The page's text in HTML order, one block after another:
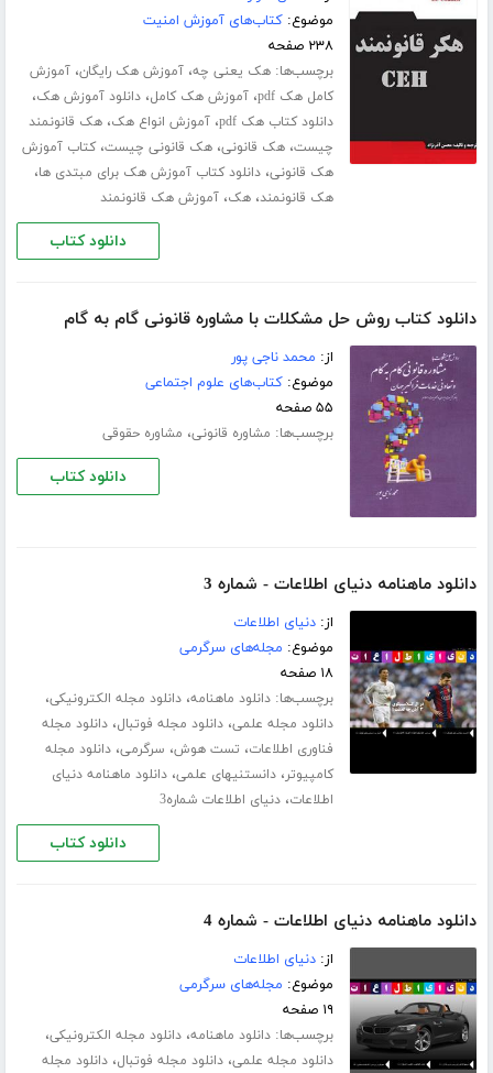
موضوع:کتاب‌های آموزش امنیت
۲۳۸ صفحه
برچسب‌ها:هک یعنی چه،آموزش هک رایگان،آموزش
کامل هک pdf
،آموزش هک کامل،دانلود آموزش هک،
دانلود کتاب هک pdf ،آموزش انواع هک،هک قانونمند
چیست،هک قانونی،هک قانونی چیست،کتاب آموزش
هک قانونی،دانلود کتاب آموزش هک برای مبتدی ها،
هک قانونمند،هک،آموزش هک قانونمند
دانلود کتاب
دانلود کتاب روش حل مشکلات با مشاوره قانونی گام به گام
از: محمد ناجی پور
موضوع:کتاب‌های علوم اجتماعی
۵۵ صفحه
برچسب‌ها: مشاوره قانونی، مشاوره حقوقی
دانلود کتاب
دانلود ماهنامه دنیای اطلاعات - شماره 3
از:دنیای اطلاعات
موضوع: مجله‌های سرگرمی
۱۸ صفحه
برچسب‌ها:دانلود ماهنامه،دانلود مجله الکترونیکی،
دانلود مجله علمی،دانلود مجله فوتبال،دانلود مجله
فناوری اطلاعات، تست هوش، سرگرمی،دانلود مجله
کامپیوتر،دانستنیهای علمی،دانلود ماهنامه دنیای
اطلاعات،دنیای اطلاعات شماره3
دانلود کتاب
دانلود ماهنامه دنیای اطلاعات - شماره 4
از:دنیای اطلاعات
موضوع: مجله‌های سرگرمی
۱۹ صفحه
برچسب‌ها:دانلود ماهنامه،دانلود مجله الکترونیکی،
دانلود مجله علمی،دانلود مجله فوتبال،دانلود مجله